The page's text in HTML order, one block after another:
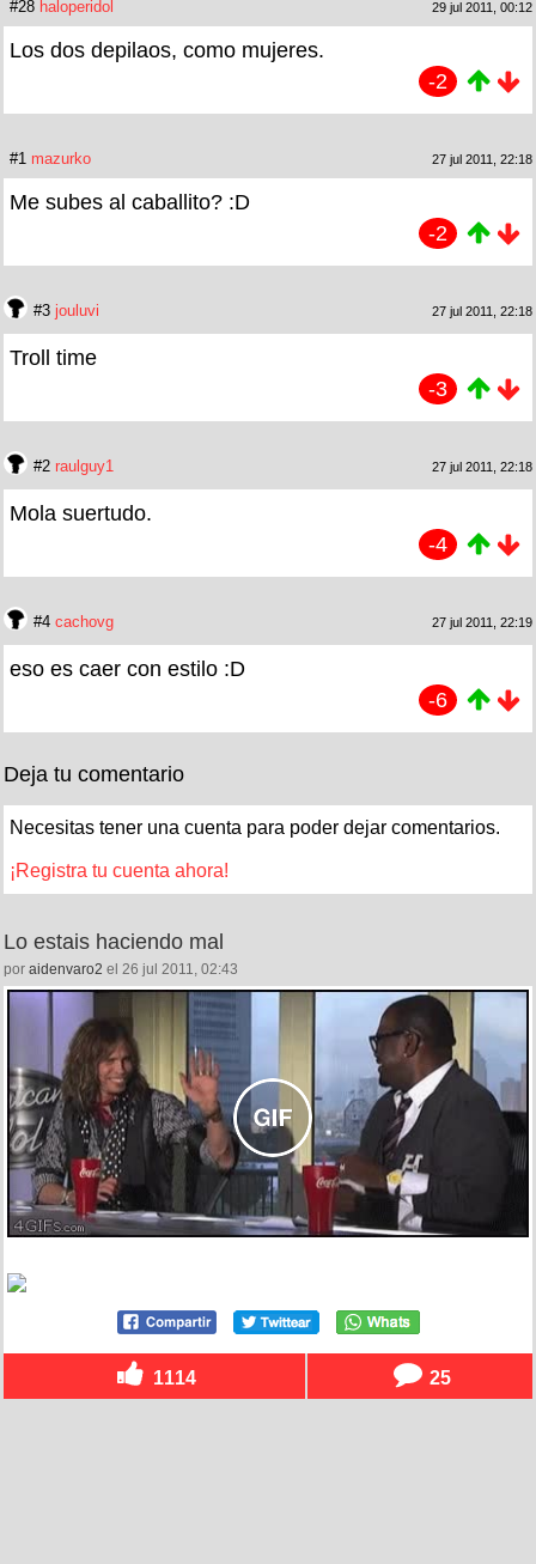
#28 haloperidol 29 jul 2011, 00:12
Los dos depilaos, como mujeres.
-2
#1 mazurko 27 jul 2011, 22:18
Me subes al caballito? :D
-2
#3 jouluvi 27 jul 2011, 22:18
Troll time
-3
#2 raulguy1 27 jul 2011, 22:18
Mola suertudo.
-4
#4 cachovg 27 jul 2011, 22:19
eso es caer con estilo :D
-6
Deja tu comentario
Necesitas tener una cuenta para poder dejar comentarios.
¡Registra tu cuenta ahora!
Lo estais haciendo mal
por aidenvaro2 el 26 jul 2011, 02:43
1114 25